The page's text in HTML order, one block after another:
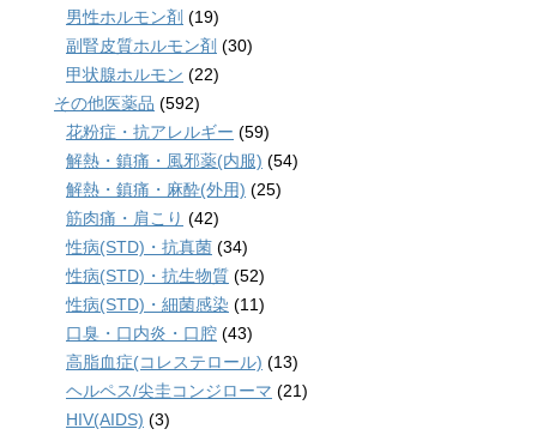
男性ホルモン剤 (19)
副腎皮質ホルモン剤 (30)
甲状腺ホルモン (22)
その他医薬品 (592)
花粉症・抗アレルギー (59)
解熱・鎮痛・風邪薬(内服) (54)
解熱・鎮痛・麻酔(外用) (25)
筋肉痛・肩こり (42)
性病(STD)・抗真菌 (34)
性病(STD)・抗生物質 (52)
性病(STD)・細菌感染 (11)
口臭・口内炎・口腔 (43)
高脂血症(コレステロール) (13)
ヘルペス/尖圭コンジローマ (21)
HIV(AIDS) (3)